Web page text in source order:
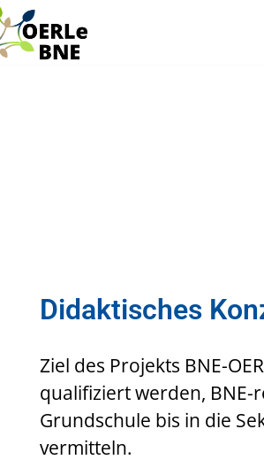
Didaktisches
Ziel des Projekts BNE-
qualifiziert werden, BNE-
Grundschule bis in die
vermitteln.